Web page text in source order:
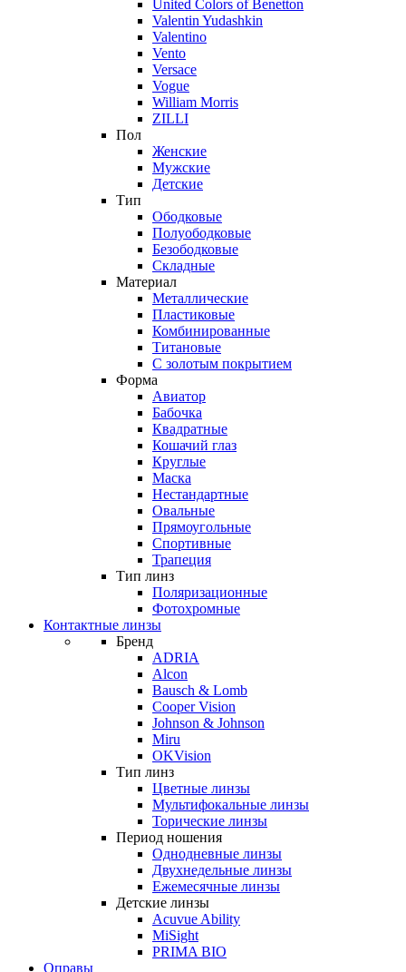
United Colors of Benetton
Valentin Yudashkin
Valentino
Vento
Versace
Vogue
William Morris
ZILLI
Пол
Женские
Мужские
Детские
Тип
Ободковые
Полуободковые
Безободковые
Складные
Материал
Металлические
Пластиковые
Комбинированные
Титановые
С золотым покрытием
Форма
Авиатор
Бабочка
Квадратные
Кошачий глаз
Круглые
Маска
Нестандартные
Овальные
Прямоугольные
Спортивные
Трапеция
Тип линз
Поляризационные
Фотохромные
Контактные линзы
Бренд
ADRIA
Alcon
Bausch & Lomb
Cooper Vision
Johnson & Johnson
Miru
OKVision
Тип линз
Цветные линзы
Мультифокальные линзы
Торические линзы
Период ношения
Однодневные линзы
Двухнедельные линзы
Ежемесячные линзы
Детские линзы
Acuvue Ability
MiSight
PRIMA BIO
Оправы